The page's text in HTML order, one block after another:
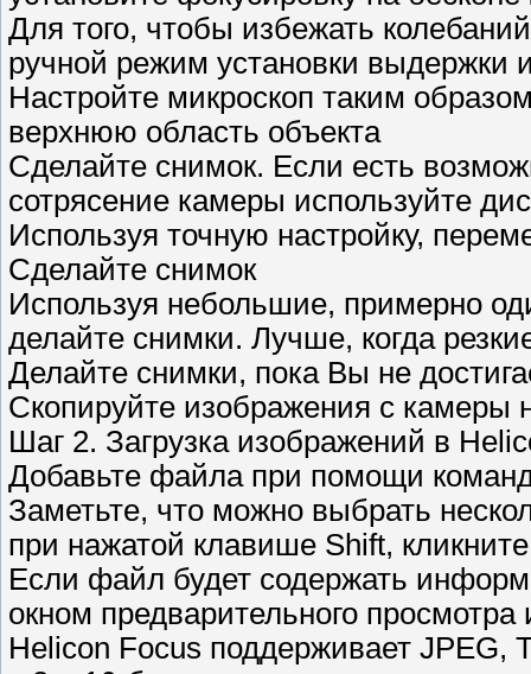
Для того, чтобы избежать
ручной режим установки выдержки
Настройте микроскоп таким
верхнюю область объекта
Сделайте снимок. Если есть
сотрясение камеры используйте
Используя точную настройку,
Сделайте снимок
Используя небольшие, примерно
делайте снимки. Лучше, когда
Делайте снимки, пока Вы не
Скопируйте изображения с камеры
Шаг 2. Загрузка изображений в
Добавьте файла при помощи
Заметьте, что можно выбрать
при нажатой клавише Shift,
Если файл будет содержать
окном предварительного
Helicon Focus поддерживает